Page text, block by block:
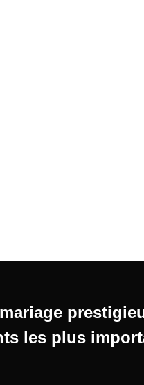
les plus